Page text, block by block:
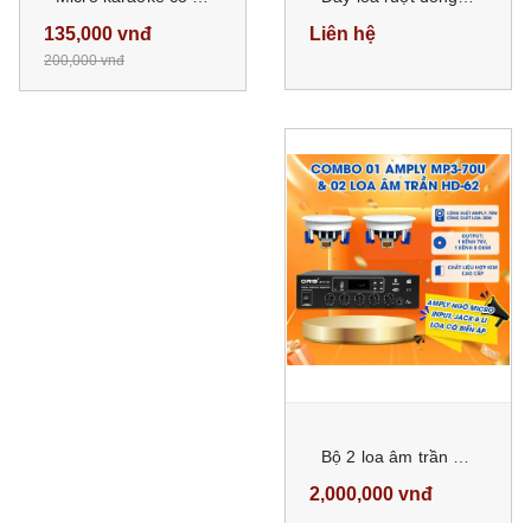
135,000 vnđ
200,000 vnđ
Liên hệ
2,000,000 vnđ